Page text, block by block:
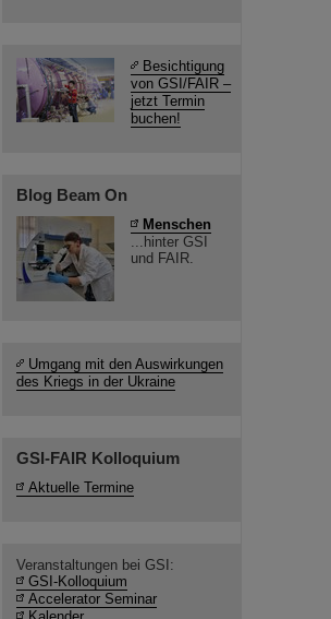
Besichtigung
von GSI/FAIR –
jetzt Termin
buchen!
Blog Beam On
Menschen
...hinter GSI
und FAIR.
Umgang mit den Auswirkungen
des Kriegs in der Ukraine
GSI-FAIR Kolloquium
Aktuelle Termine
Veranstaltungen bei GSI:
GSI-Kolloquium
Accelerator Seminar